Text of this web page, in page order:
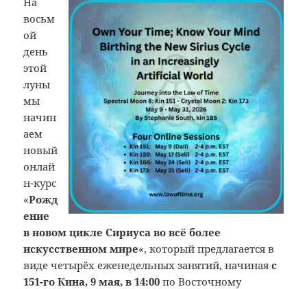
восьм
ой
день
этой
луны
мы
начин
аем
новый
онлай
н-курс
«Рожд
ение
в новом цикле Сириуса во всё более
искусственном мире«, который предлагается в
виде четырёх еженедельных занятий, начинаяс
151-го Кина, 9 мая, в 14:00по Восточному